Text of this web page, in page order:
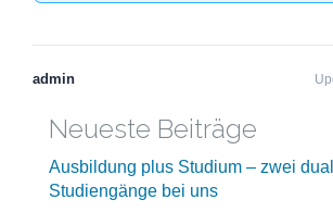
admin
Neueste Beiträge
Ausbildung plus Studium – zwei
Studiengänge bei uns